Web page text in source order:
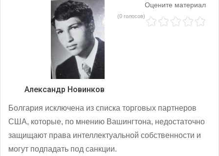
Александр Новинков
Оцените материал
(0 голосов)
Болгария исключена из списка торговых партнеров
США, которые, по мнению Вашингтона, недостаточно
защищают права интеллектуальной собственности и
могут подпадать под санкции.